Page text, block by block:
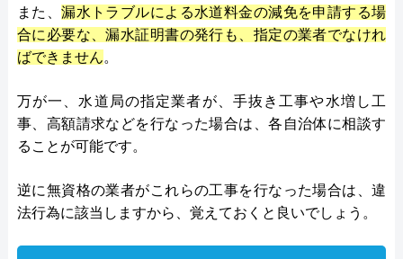
また、漏水トラブルによる水道料金の減免を申請する場
合に必要な、漏水証明書の発行も、指定の業者でなけれ
ばできません。
万が一、水道局の指定業者が、手抜き工事や水増し工
事、高額請求などを行なった場合は、各自治体に相談す
ることが可能です。
逆に無資格の業者がこれらの工事を行なった場合は、違
法行為に該当しますから、覚えておくと良いでしょう。